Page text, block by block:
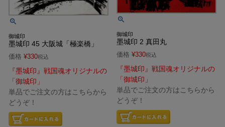
御城印
墨城印 45 大阪城「極楽橋」
価格 ¥330税込
『墨城印』戦国魂オリジナルの
「御城印」
単品でご注文の方はこちらから
どうぞ！
御城印
墨城印 2 真田丸
価格 ¥330税込
『墨城印』戦国魂オリジナルの
「御城印」
単品でご注文の方はこちらから
どうぞ！